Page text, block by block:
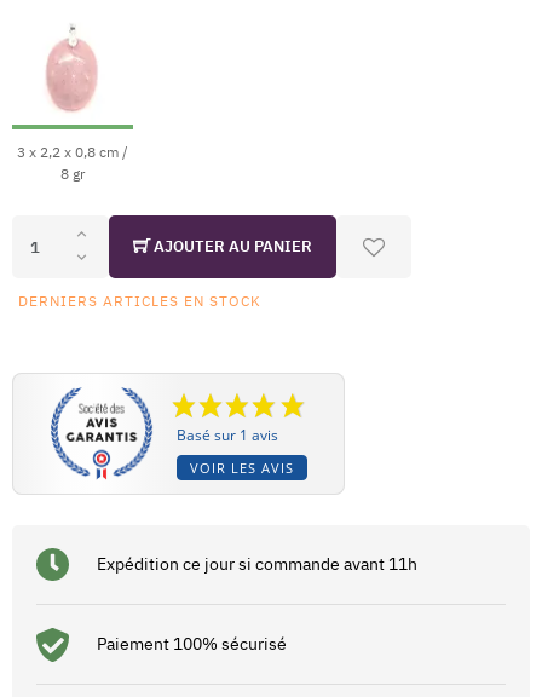
3 x 2,2 x 0,8 cm /
8 gr
AJOUTER AU PANIER
DERNIERS ARTICLES EN STOCK
Basé sur 1 avis
VOIR LES AVIS
Expédition ce jour si commande avant 11h
Paiement 100% sécurisé